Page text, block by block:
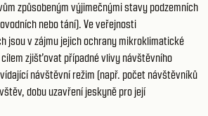
způsobeným výjimečnými stavy podzemních
nebo tání). Ve veřejnosti
jsou v zájmu jejich ochrany mikroklimatické
zjišťovat případné vlivy návštěvního
návštěvní režim (např. počet návštěvníků
dobu uzavření jeskyně pro její